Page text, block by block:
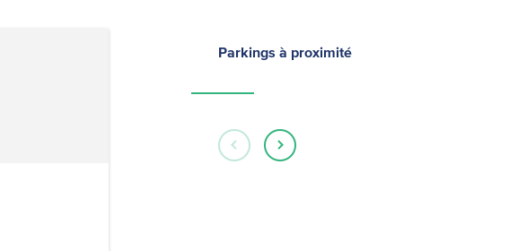
Parkings à proximité